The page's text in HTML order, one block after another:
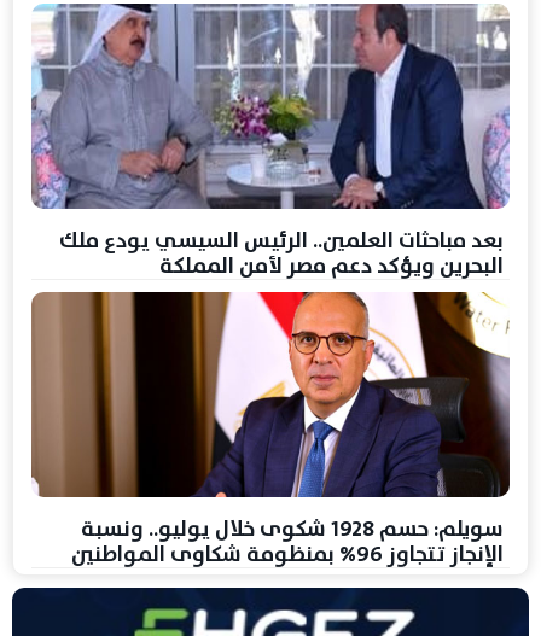
بعد مباحثات العلمين.. الرئيس السيسي يودع ملك
البحرين ويؤكد دعم مصر لأمن المملكة
سويلم: حسم 1928 شكوى خلال يوليو.. ونسبة
الإنجاز تتجاوز 96% بمنظومة شكاوى المواطنين